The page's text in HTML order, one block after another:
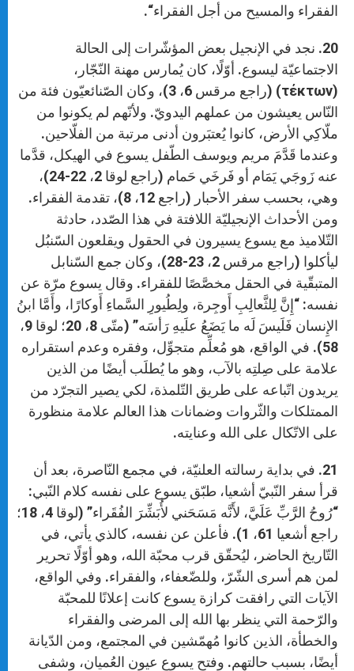
الفقراء والمسيح من أجل الفقراء“.
20. نجد في الإنجيل بعض المؤشّرات إلى الحالة
الاجتماعيّة ليسوع. أوّلًا، كان يُمارس مهنة النّجّار،
(τέκτων) (راجع مرقس 6، 3)، وكان الصّنائعيّون فئة من
النّاس يعيشون من عملهم اليدويّ. ولأنّهم لم يكونوا من
ملّاكِي الأرض، كانوا يُعتبَرون أدنى مرتبة من الفلّاحين.
وعندما قَدَّمَ مريم ويوسف الطّفل يسوع في الهيكل، قدَّما
عنه زَوجَي يَمَام أو فَرخَي حَمام (راجع لوقا 2، 22-24)،
وهي، بحسب سفر الأحبار (راجع 12، 8)، تقدمة الفقراء.
ومن الأحداث الإنجيليّة اللافتة في هذا الصّدد، حادثة
التّلاميذ مع يسوع يسيرون في الحقول ويقلعون السّنبُل
ليأكلوا (راجع مرقس 2، 23-28)، وكان جمع السّنابل
المتبقّية في الحقل مخصَّصًا للفقراء. وقال يسوع مرّة عن
نفسه: “إِنَّ لِلثَّعالِبِ أَوجِرة، ولِطُيورِ السَّماءِ أَوكارًا، وأَمَّا ابنُ
الإِنسان فَلَيسَ لَه ما يَضَعُ علَيهِ رَأسَه” (متّى 8، 20؛ لوقا 9،
58). في الواقع، هو مُعلِّم متجوِّل، وفقره وعدم استقراره
علامة على صِلتِه بالآب، وهو ما يُطلَب أيضًا من الذين
يريدون اتّباعه على طريق التّلمذة، لكي يصير التجرّد من
الممتلكات والثّروات وضمانات هذا العالم علامة منظورة
على الاتّكال على الله وعنايته.
21. في بداية رسالته العلنيّة، في مجمع النّاصرة، بعد أن
قرأ سفر النّبيّ أشعيا، طبّق يسوع على نفسه كلام النّبي:
“رُوحُ الرَّبِّ عَلَيَّ، لأَنَّه مَسَحَني لأُبَشِّرَ الفُقَراء” (لوقا 4، 18؛
راجع أشعيا 61، 1). فأعلن عن نفسه، كالذي يأتي، في
التّاريخ الحاضر، ليُحقّق قرب محبّة الله، وهو أوّلًا تحرير
لمن هم أسرى الشّرّ، وللضّعفاء، والفقراء. وفي الواقع،
الآيات التي رافقت كرازة يسوع كانت إعلانًا للمحبّة
والرّحمة التي ينظر بها الله إلى المرضى والفقراء
والخطأة، الذين كانوا مُهمّشين في المجتمع، ومن الدّيانة
أيضًا، بسبب حالتهم. وفتح يسوع عيون العُميان، وشفى